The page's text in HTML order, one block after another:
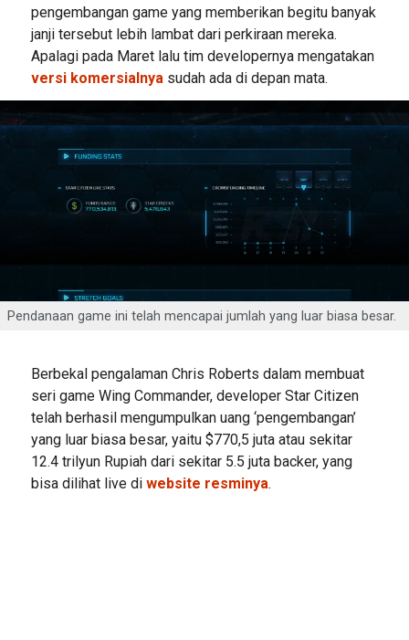
pengembangan game yang memberikan begitu banyak
janji tersebut lebih lambat dari perkiraan mereka.
Apalagi pada Maret lalu tim developernya mengatakan
versi komersialnya sudah ada di depan mata.
Pendanaan game ini telah mencapai jumlah yang luar biasa besar.
Berbekal pengalaman Chris Roberts dalam membuat
seri game Wing Commander, developer Star Citizen
telah berhasil mengumpulkan uang ‘pengembangan’
yang luar biasa besar, yaitu $770,5 juta atau sekitar
12.4 trilyun Rupiah dari sekitar 5.5 juta backer, yang
bisa dilihat live di website resminya.